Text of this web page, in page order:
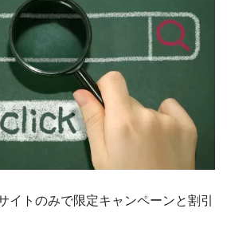
イトのみで限定キャンペーンと割引